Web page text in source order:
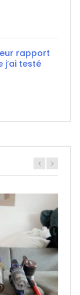
rapport
j’ai testé